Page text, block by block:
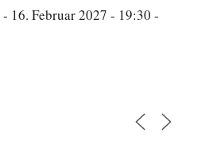
- 16. Februar 2027 - 19:30 -